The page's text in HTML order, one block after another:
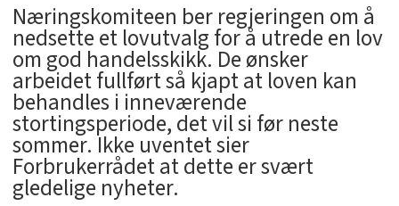
Næringskomiteen ber regjeringen om å
nedsette et lovutvalg for å utrede en lov
om god handelsskikk. De ønsker
arbeidet fullført så kjapt at loven kan
behandles i inneværende
stortingsperiode, det vil si før neste
sommer. Ikke uventet sier
Forbrukerrådet at dette er svært
gledelige nyheter.